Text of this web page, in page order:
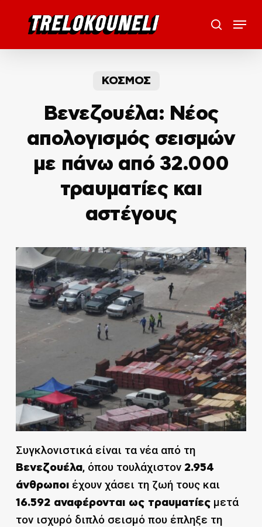
search
Menu
ΚΟΣΜΟΣ
Βενεζουέλα: Νέος
απολογισμός σεισμών
με πάνω από 32.000
τραυματίες και
αστέγους
Συγκλονιστικά είναι τα νέα από τη
Βενεζουέλα, όπου τουλάχιστον 2.954
άνθρωποιέχουν χάσει τη ζωή τους και
16.592 αναφέρονται ως τραυματίεςμετά
τον ισχυρό διπλό σεισμό που έπληξε τη